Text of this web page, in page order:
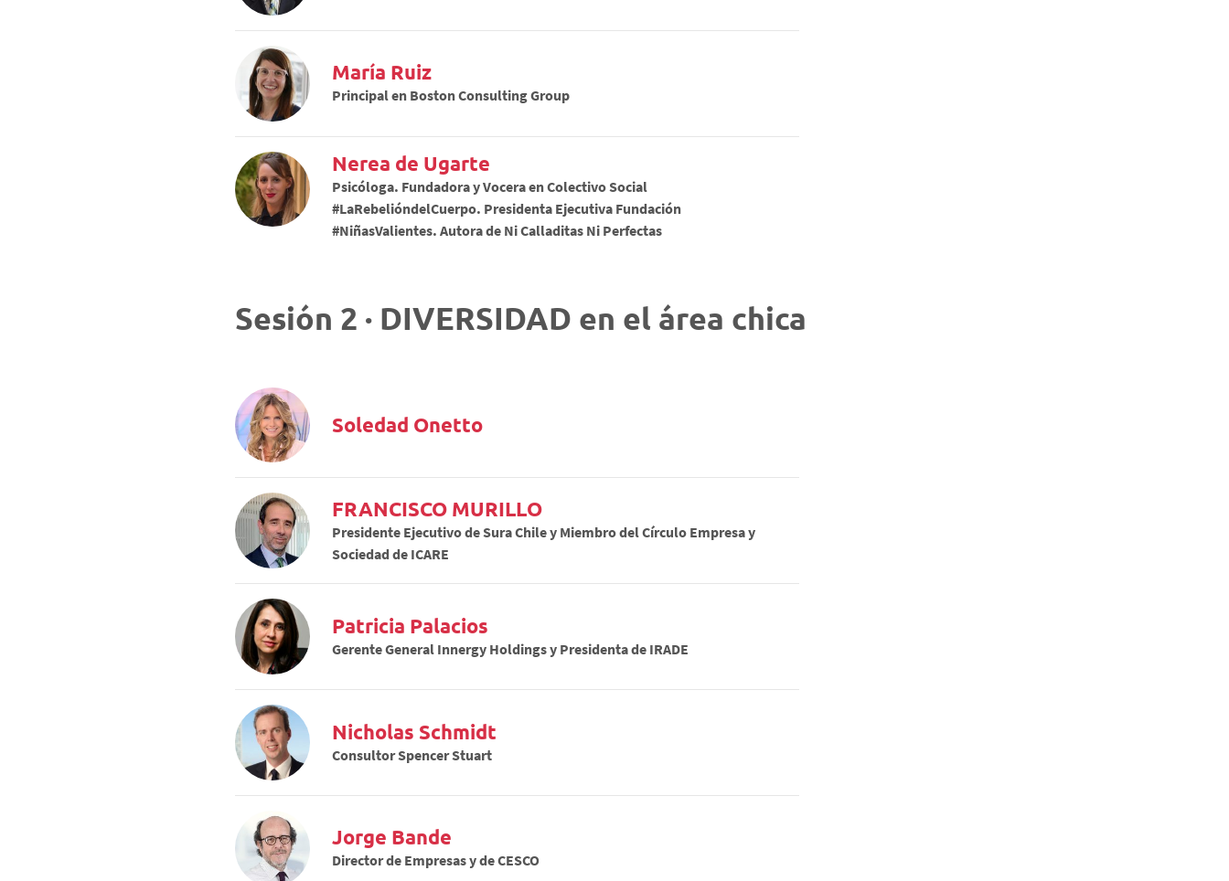
María Ruiz
Principal en Boston Consulting Group
Nerea de Ugarte
Psicóloga. Fundadora y Vocera en Colectivo Social
#LaRebelióndelCuerpo. Presidenta Ejecutiva Fundación
#NiñasValientes. Autora de Ni Calladitas Ni Perfectas
Sesión 2 · DIVERSIDAD en el área chica
Soledad Onetto
FRANCISCO MURILLO
Presidente Ejecutivo de Sura Chile y Miembro del Círculo Empresa y
Sociedad de ICARE
Patricia Palacios
Gerente General Innergy Holdings y Presidenta de IRADE
Nicholas Schmidt
Consultor Spencer Stuart
Jorge Bande
Director de Empresas y de CESCO